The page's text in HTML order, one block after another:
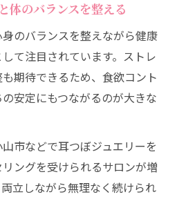
体のバランスを整える
のバランスを整えながら健康
て注目されています。ストレ
期待できるため、食欲コント
安定にもつながるのが大きな
市などで耳つぼジュエリーを
ングを受けられるサロンが増
立しながら無理なく続けられ